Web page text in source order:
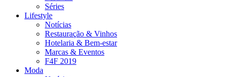
Séries
Lifestyle
Notícias
Restauração & Vinhos
Hotelaria & Bem-estar
Marcas & Eventos
F4F 2019
Moda